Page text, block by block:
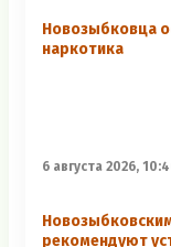
Новозыбковца
наркотика
6 августа 2026,
рекомендуют